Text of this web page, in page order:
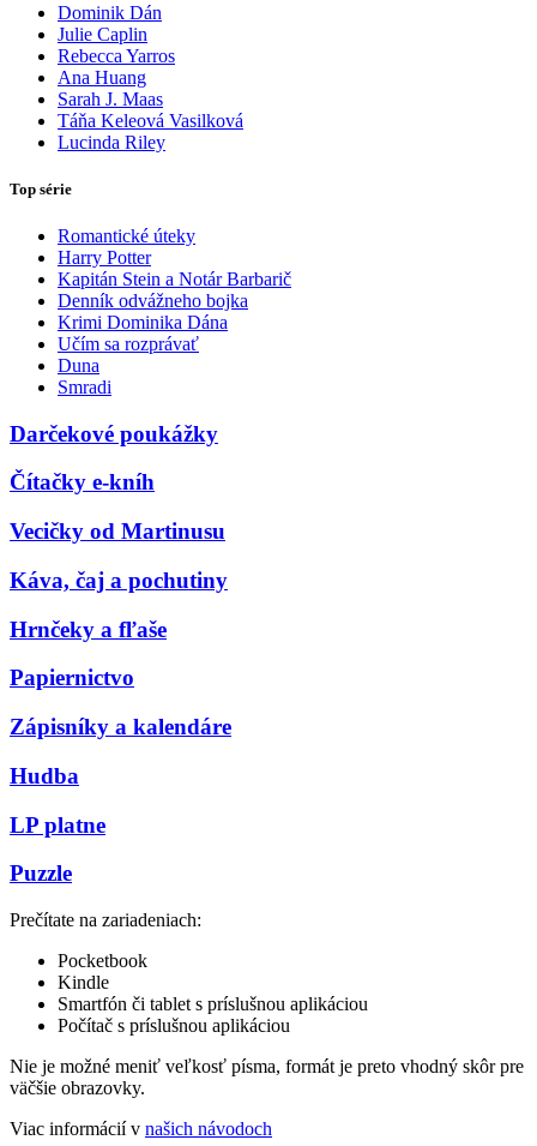
Dominik Dán
Julie Caplin
Rebecca Yarros
Ana Huang
Sarah J. Maas
Táňa Keleová Vasilková
Lucinda Riley
Top série
Romantické úteky
Harry Potter
Kapitán Stein a Notár Barbarič
Denník odvážneho bojka
Krimi Dominika Dána
Učím sa rozprávať
Duna
Smradi
Darčekové poukážky
Čítačky e-kníh
Vecičky od Martinusu
Káva, čaj a pochutiny
Hrnčeky a fľaše
Papiernictvo
Zápisníky a kalendáre
Hudba
LP platne
Puzzle
Prečítate na zariadeniach:
Pocketbook
Kindle
Smartfón či tablet s príslušnou aplikáciou
Počítač s príslušnou aplikáciou
Nie je možné meniť veľkosť písma, formát je preto vhodný skôr pre
väčšie obrazovky.
Viac informácií v našich návodoch